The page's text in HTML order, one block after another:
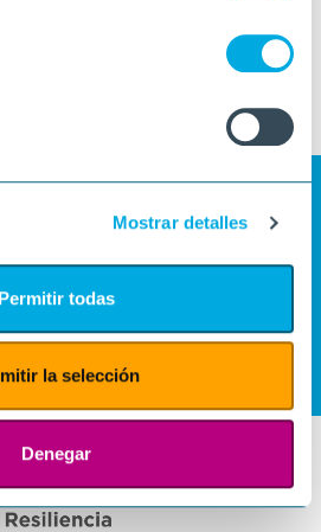
Mostrar detalles
Permitir todas
la selección
Denegar